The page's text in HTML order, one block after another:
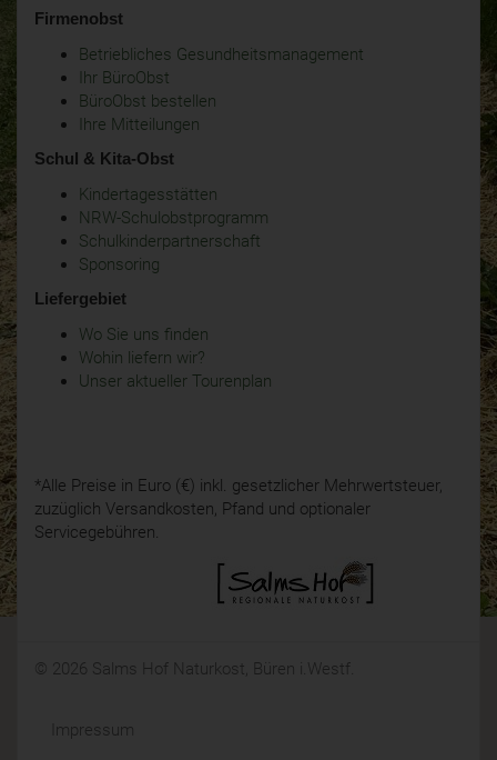
Firmenobst
Betriebliches Gesundheitsmanagement
Ihr BüroObst
BüroObst bestellen
Ihre Mitteilungen
Schul & Kita-Obst
Kindertagesstätten
NRW-Schulobstprogramm
Schulkinderpartnerschaft
Sponsoring
Liefergebiet
Wo Sie uns finden
Wohin liefern wir?
Unser aktueller Tourenplan
*Alle Preise in Euro (€) inkl. gesetzlicher Mehrwertsteuer,
zuzüglich Versandkosten, Pfand und optionaler
Servicegebühren.
© 2026 Salms Hof Naturkost, Büren i.Westf.
Impressum